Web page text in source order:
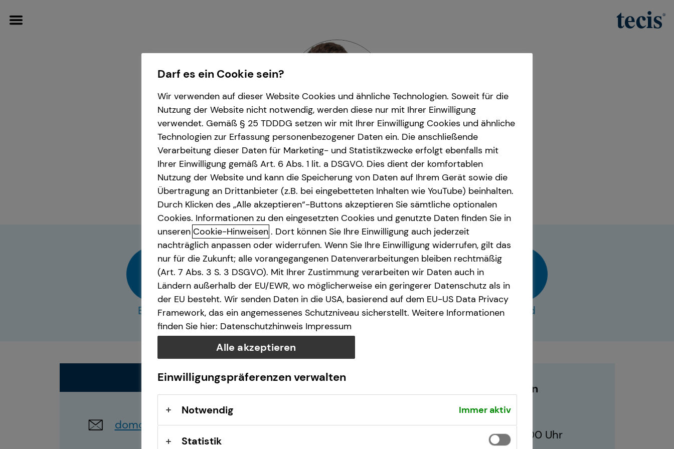
Domonkos Kiss| Seniorberater
in Karlsruhe und Umgebung | Karlstraße 45 a | 76133 Karlsruhe
E-Mail Anruf Maps vCard
domonkos.kiss@tecis.de
Geschäftszeiten
09:00 - 18:00 Uhr
Darf es ein Cookie sein?
Wir verwenden auf dieser Website Cookies und ähnliche Technologien. Soweit für die
Nutzung der Website nicht notwendig, werden diese nur mit Ihrer Einwilligung
verwendet. Gemäß § 25 TDDDG setzen wir mit Ihrer Einwilligung Cookies und ähnliche
Technologien zur Erfassung personenbezogener Daten ein. Die anschließende
Verarbeitung dieser Daten für Marketing- und Statistikzwecke erfolgt ebenfalls mit
Ihrer Einwilligung gemäß Art. 6 Abs. 1 lit. a DSGVO. Dies dient der komfortablen
Nutzung der Website und kann die Speicherung von Daten auf Ihrem Gerät sowie die
Übertragung an Drittanbieter (z.B. bei eingebetteten Inhalten wie YouTube) beinhalten.
Durch Klicken des „Alle akzeptieren“-Buttons akzeptieren Sie sämtliche optionalen
Cookies. Informationen zu den eingesetzten Cookies und genutzte Daten finden Sie in
unseren Cookie-Hinweisen . Dort können Sie Ihre Einwilligung auch jederzeit
nachträglich anpassen oder widerrufen. Wenn Sie Ihre Einwilligung widerrufen, gilt das
nur für die Zukunft; alle vorangegangenen Datenverarbeitungen bleiben rechtmäßig
(Art. 7 Abs. 3 S. 3 DSGVO). Mit Ihrer Zustimmung verarbeiten wir Daten auch in
Ländern außerhalb der EU/EWR, wo möglicherweise ein geringerer Datenschutz als in
der EU besteht. Wir senden Daten in die USA, basierend auf dem EU-US Data Privacy
Framework, das ein angemessenes Schutzniveau sicherstellt. Weitere Informationen
finden Sie hier: Datenschutzhinweis Impressum
Alle akzeptieren
Einwilligungspräferenzen verwalten
Notwendig Immer aktiv
Statistik